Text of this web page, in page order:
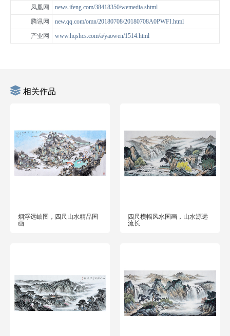
凤凰网
news.ifeng.com/38418350/wemedia.shtml
腾讯网
new.qq.com/omn/20180708/20180708A0PWFI.html
产业网
www.hqshcs.com/a/yaowen/1514.html
相关作品
烟浮远岫图，四尺山水精品国
画
四尺横幅风水国画，山水源远
流长